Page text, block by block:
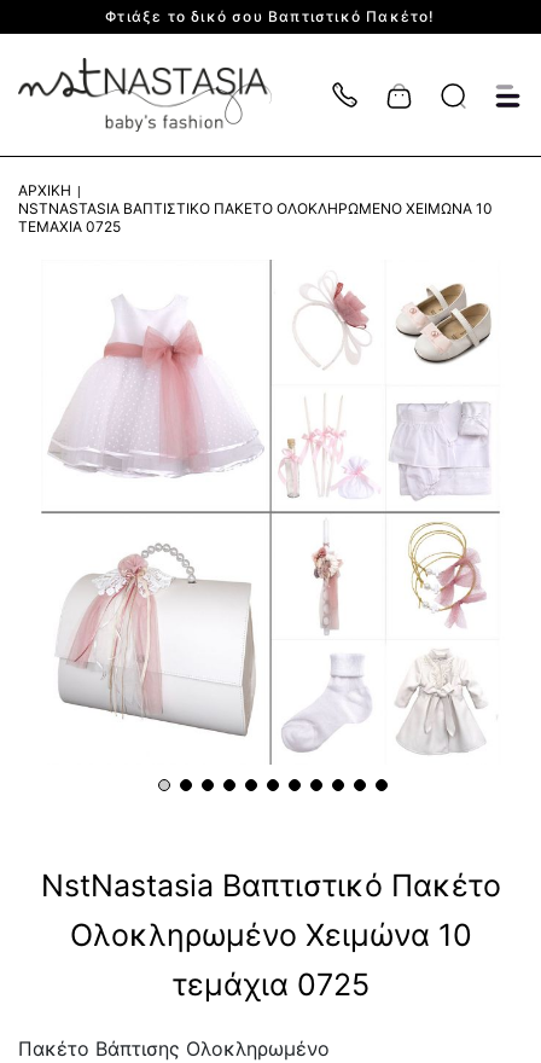
Φτιάξε το δικό σου Βαπτιστικό Πακέτο!
Cart
ΑΡΧΙΚΉ
NSTNASTASIA ΒΑΠΤΙΣΤΙΚΌ ΠΑΚΈΤΟ ΟΛΟΚΛΗΡΩΜΈΝΟ ΧΕΙΜΏΝΑ 10
ΤΕΜΆΧΙΑ 0725
NstNastasia Βαπτιστικό Πακέτο
Ολοκληρωμένο Χειμώνα 10
τεμάχια 0725
Πακέτο Βάπτισης Ολοκληρωμένο